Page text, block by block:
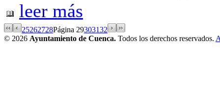
leer más
25262728Página 29303132
© 2026 Ayuntamiento de Cuenca. Todos los derechos reservados.